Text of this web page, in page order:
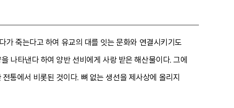
가 죽는다고 하여 유교의 대를 잇는 문화와 연결시키기도
나타낸다 하여 양반 선비에게 사랑 받은 해산물이다. 그에
통에서 비롯된 것이다. 뼈 없는 생선을 제사상에 올리지